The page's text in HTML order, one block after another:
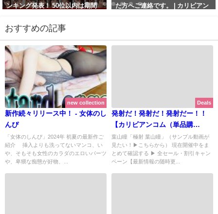
ンキング発表！ 50位以内は期間
ム（単品購入）【2026年1月期間
限定 最新版】
January 24, 2026
た方へご連絡です。 | カリビアン
おすすめの記事
new collection
新作続々リリース中！ - 女体のし
んぴ
「女体のしんぴ」2024年 初夏の最新作ご
紹介 挿入よりも洗ってないマンコ、い
や、そもそも女性のカラダのエロいパーツ
や、卑猥な痴態が好物、...
Deals
発射だ！発射だ！発射だー！！
【カリビアンコム（単品購
入）】で極射シリーズが
65%OFF! 葉山瞳も！ | カリビア
ンコム（単品購入）【2025年10
葉山瞳「極射 葉山瞳」（サンプル動画が
見たい！▶こちらから） 現在開催中をま
とめて確認する ▶ 全セール・割引キャン
ペーン【最新情報の随時更...